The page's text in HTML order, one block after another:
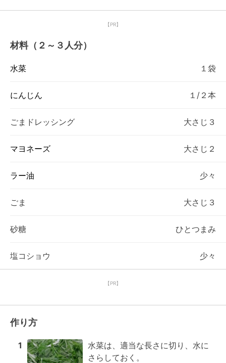
【PR】
材料（２～３人分）
水菜 １袋
にんじん １/２本
ごまドレッシング 大さじ３
マヨネーズ 大さじ２
ラー油 少々
ごま 大さじ３
砂糖 ひとつまみ
塩コショウ 少々
【PR】
作り方
1
水菜は、適当な長さに切り、水に
さらしておく。